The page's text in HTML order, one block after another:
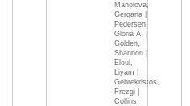
Manolova,
Gergana |
Pedersen,
Gloria A. |
Golden,
Shannon |
Eloul,
Liyam |
Gebrekristos,
Frezgi |
Collins,